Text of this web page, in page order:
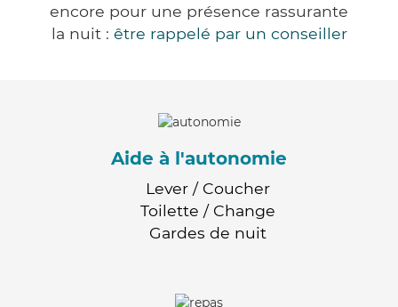
encore pour une présence rassurante
la nuit : être rappelé par un conseiller
Aide à l'autonomie
Lever / Coucher
Toilette / Change
Gardes de nuit